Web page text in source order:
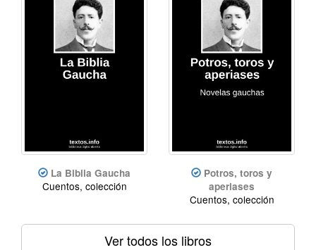
La Biblia Gaucha
Cuentos, colección
Potros, toros y
aperiases
Cuentos, colección
Ver todos los libros